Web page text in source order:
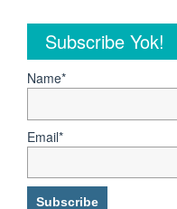
Subscribe Yok!
Name*
Email*